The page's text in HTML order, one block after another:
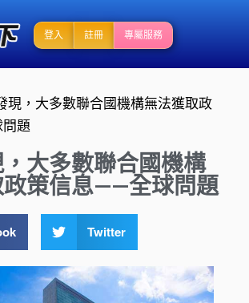
登入 註冊 專屬服務
現，大多數聯合國機構無法獲取政
題
大多數聯合國機構
政策信息——全球問題
Twitter